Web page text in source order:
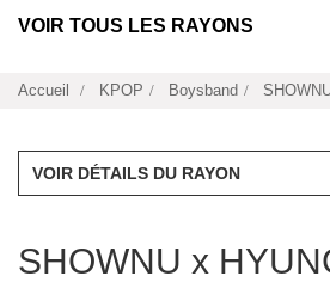
VOIR TOUS LES RAYONS
Accueil KPOP Boysband
VOIR DÉTAILS DU RAYON
SHOWNU x